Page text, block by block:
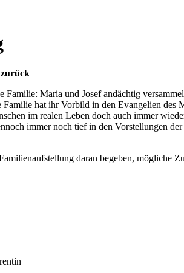
Maria und Josef andächtig
hat ihr Vorbild in den Evangelien
im realen Leben doch auch immer
immer noch tief in den Vorstellungen
daran begeben, mögliche